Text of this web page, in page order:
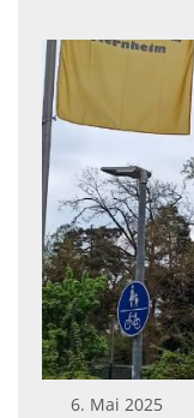
6. Mai 2025